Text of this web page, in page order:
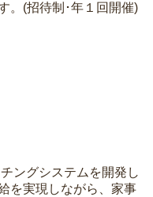
。(招待制･年１回開催)
ングシステムを開発し
を実現しながら、家事